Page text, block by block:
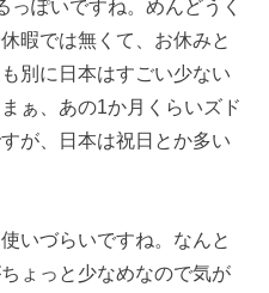
っぽいですね。めんどうく
暇では無くて、お休みと
別に日本はすごい少ない
ぁ、あの1か月くらいズド
が、日本は祝日とか多い
いづらいですね。なんと
ょっと少なめなので気が